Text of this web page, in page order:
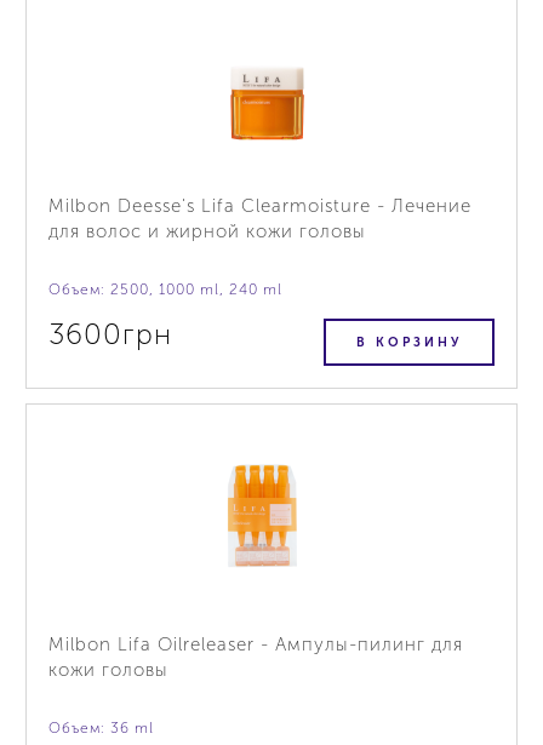
Milbon Deesse's Lifa Clearmoisture - Лечение
для волос и жирной кожи головы
В КОРЗИНУ
3600грн
Объем: 2500, 1000 ml, 240 ml
Milbon Lifa Oilreleaser - Ампулы-пилинг для
кожи головы
Объем: 36 ml